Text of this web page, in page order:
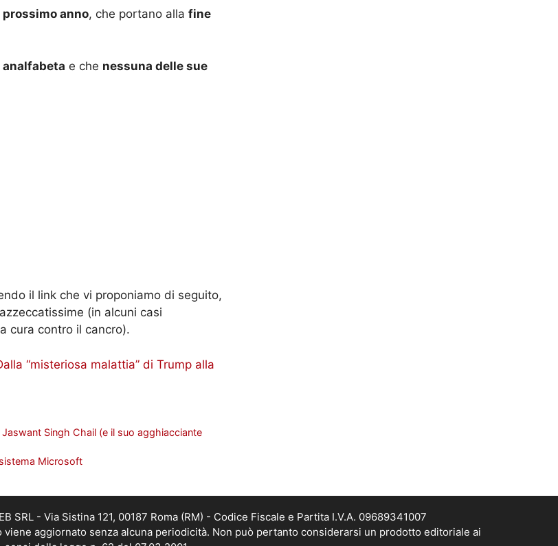
anno, che portano alla fine
analfabeta e che nessuna delle sue
il link che vi proponiamo di seguito,
(in alcuni casi
cura contro il cancro).
“misteriosa malattia” di Trump alla
Singh Chail (e il suo agghiacciante
Microsoft
SRL - Via Sistina 121, 00187 Roma (RM) - Codice Fiscale e Partita I.V.A. 09689341007
aggiornato senza alcuna periodicità. Non può pertanto considerarsi un prodotto editoriale ai